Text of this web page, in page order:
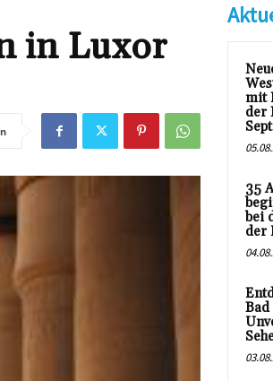
in Luxor
mit
der
35
bei
der